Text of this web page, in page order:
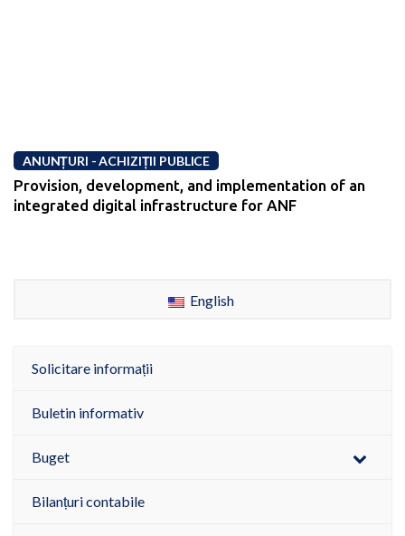
ANUNȚURI - ACHIZIȚII PUBLICE
Provision, development, and implementation of an
integrated digital infrastructure for ANF
English
Solicitare informații
Buletin informativ
Buget
Bilanțuri contabile